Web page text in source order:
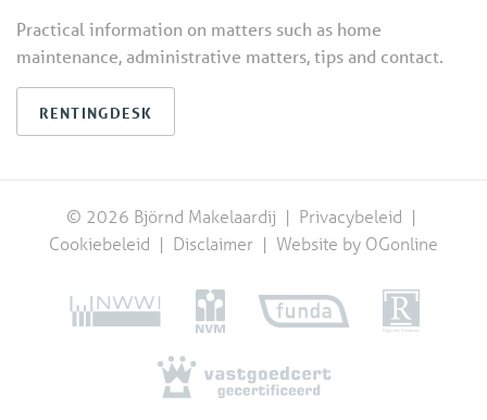
Practical information on matters such as home
maintenance, administrative matters, tips and contact.
RENTINGDESK
© 2026 Björnd Makelaardij | Privacybeleid |
Cookiebeleid | Disclaimer | Website by OGonline